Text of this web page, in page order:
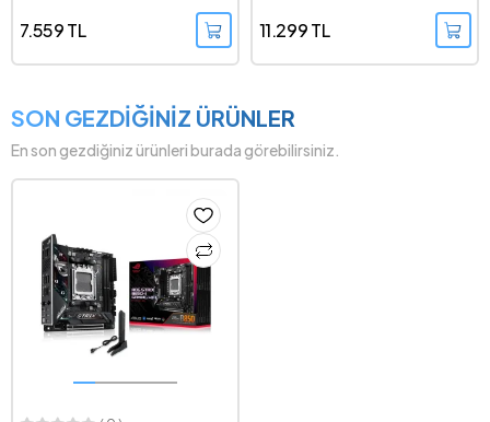
7.559 TL 11.299 TL
SON GEZDİĞİNİZ ÜRÜNLER
En son gezdiğiniz ürünleri burada görebilirsiniz.